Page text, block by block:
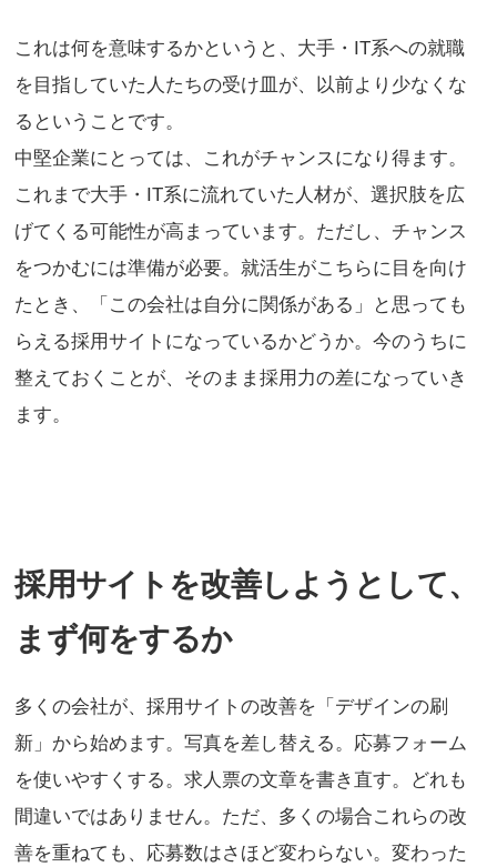
これは何を意味するかというと、大手・IT系への就職
を目指していた人たちの受け皿が、以前より少なくな
るということです。
中堅企業にとっては、これがチャンスになり得ます。
これまで大手・IT系に流れていた人材が、選択肢を広
げてくる可能性が高まっています。ただし、チャンス
をつかむには準備が必要。就活生がこちらに目を向け
たとき、「この会社は自分に関係がある」と思っても
らえる採用サイトになっているかどうか。今のうちに
整えておくことが、そのまま採用力の差になっていき
ます。
採用サイトを改善しようとして、
まず何をするか
多くの会社が、採用サイトの改善を「デザインの刷
新」から始めます。写真を差し替える。応募フォーム
を使いやすくする。求人票の文章を書き直す。どれも
間違いではありません。ただ、多くの場合これらの改
善を重ねても、応募数はさほど変わらない。変わった